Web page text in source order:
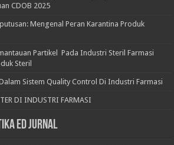
CDOB 2025
Mengenal Peran Karantina Produk
Partikel Pada Industri Steril Farmasi
Steril
Sistem Quality Control Di Industri Farmasi
DI INDUSTRI FARMASI
Ed Jurnal